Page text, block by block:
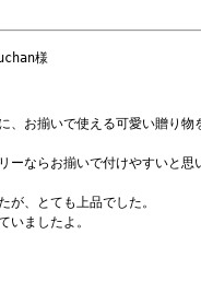
様
、お揃いで使える可愛い贈り
ーならお揃いで付けやすいと思
が、とても上品でした。
いましたよ。